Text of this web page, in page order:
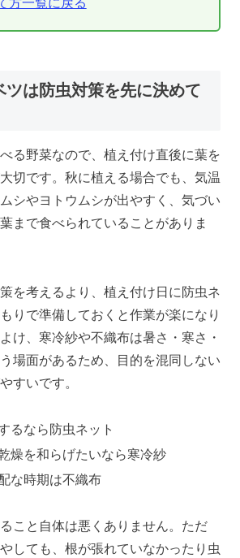
方一覧に戻る
ツは防虫対策を先に決めて
る野菜なので、植え付け直後に葉を
切です。秋に植える場合でも、気温
シやヨトウムシが出やすく、気づい
まで食べられていることがありま
を考えるより、植え付け日に防虫ネ
りで準備しておくと作業が楽になり
け、寒冷紗や不織布は暑さ・寒さ・
場面があるため、目的を混同しない
すいです。
るなら防虫ネット
燥を和らげたいなら寒冷紗
な時期は不織布
こと自体は悪くありません。ただ
しても、根が張れていなかったり虫